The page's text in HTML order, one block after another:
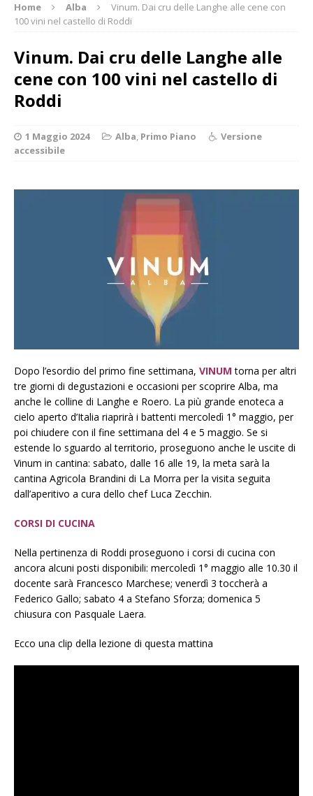
Home Alba
Vinum. Dai cru delle Langhe alle cene con
100 vini nel castello di Roddi
Vinum. Dai cru delle Langhe alle
cene con 100 vini nel castello di
Roddi
1 Maggio 2024 Alba, Primo Piano
Versione
accessibile
Dopo l’esordio del primo fine settimana, VINUM torna per altri
tre giorni di degustazioni e occasioni per scoprire Alba, ma
anche le colline di Langhe e Roero. La più grande enoteca a
cielo aperto d’Italia riaprirà i battenti mercoledì 1° maggio, per
poi chiudere con il fine settimana del 4 e 5 maggio. Se si
estende lo sguardo al territorio, proseguono anche le uscite di
Vinum in cantina: sabato, dalle 16 alle 19, la meta sarà la
cantina Agricola Brandini di La Morra per la visita seguita
dall’aperitivo a cura dello chef Luca Zecchin.
CORSI DI CUCINA
Nella pertinenza di Roddi proseguono i corsi di cucina con
ancora alcuni posti disponibili: mercoledì 1° maggio alle 10.30 il
docente sarà Francesco Marchese; venerdì 3 toccherà a
Federico Gallo; sabato 4 a Stefano Sforza; domenica 5
chiusura con Pasquale Laera.
Ecco una clip della lezione di questa mattina